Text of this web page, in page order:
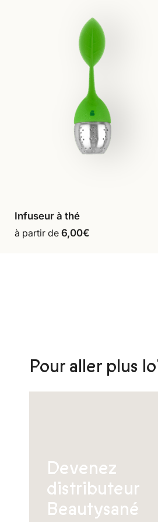
Ajouter au panier
Infuseur à thé
à partir de 6,00€
Pour aller plus
Devenez
distributeur
Beautysané